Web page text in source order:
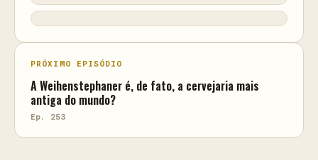
PRÓXIMO EPISÓDIO
A Weihenstephaner é, de fato, a cervejaria mais
antiga do mundo?
Ep. 253